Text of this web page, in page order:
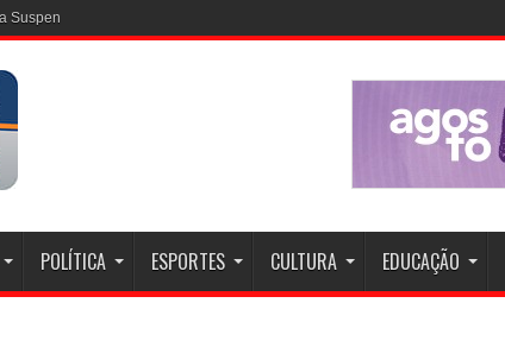
Suspender Plataforma Discord no Brasil Após C
POLÍTICA ESPORTES CULTURA EDUCAÇÃO